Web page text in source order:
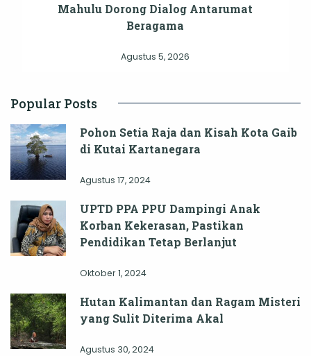
Mahulu Dorong Dialog Antarumat
Beragama
Agustus 5, 2026
Popular Posts
Pohon Setia Raja dan Kisah Kota Gaib
di Kutai Kartanegara
Agustus 17, 2024
UPTD PPA PPU Dampingi Anak
Korban Kekerasan, Pastikan
Pendidikan Tetap Berlanjut
Oktober 1, 2024
Hutan Kalimantan dan Ragam Misteri
yang Sulit Diterima Akal
Agustus 30, 2024